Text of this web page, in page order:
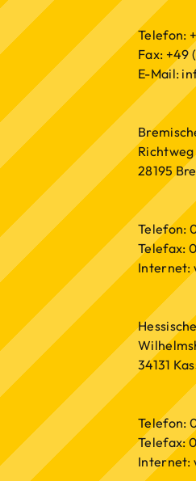
Telefon:
Fax: +49
E-Mail:
Richtweg
28195
Telefon:
Telefax:
Internet:
34131
Telefon:
Telefax:
Internet: